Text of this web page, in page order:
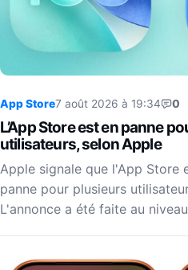
App Store7 août 2026 à 19:34 0
L’App Store est en panne
utilisateurs, selon Apple
Apple signale que l'App Store
panne pour plusieurs
L'annonce a été faite au